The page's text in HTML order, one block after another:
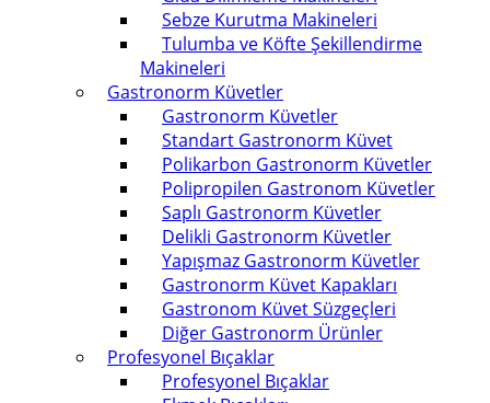
Sebze Kurutma Makineleri
Tulumba ve Köfte Şekillendirme
Makineleri
Gastronorm Küvetler
Gastronorm Küvetler
Standart Gastronorm Küvet
Polikarbon Gastronorm Küvetler
Polipropilen Gastronom Küvetler
Saplı Gastronorm Küvetler
Delikli Gastronorm Küvetler
Yapışmaz Gastronorm Küvetler
Gastronorm Küvet Kapakları
Gastronom Küvet Süzgeçleri
Diğer Gastronorm Ürünler
Profesyonel Bıçaklar
Profesyonel Bıçaklar